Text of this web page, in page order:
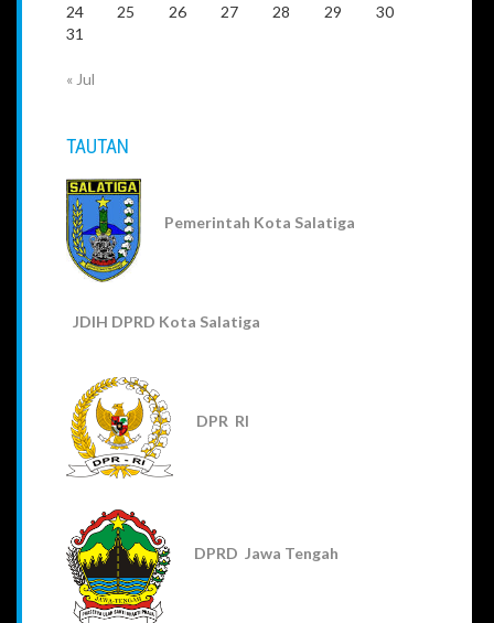
24
25 26 27 28 29
30
31
« Jul
TAUTAN
Pemerintah Kota Salatiga
JDIH DPRD Kota Salatiga
DPR RI
DPRD Jawa Tengah